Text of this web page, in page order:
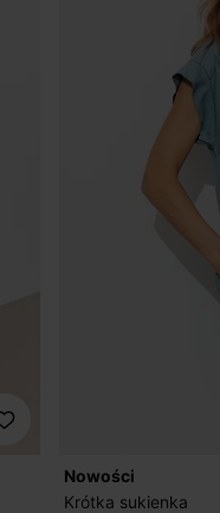
nowości
Krótka sukienka